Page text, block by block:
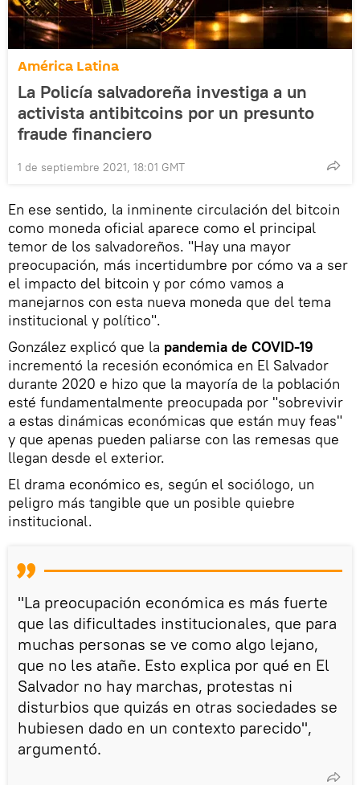
América Latina
La Policía salvadoreña investiga a un
activista antibitcoins por un presunto
fraude financiero
1 de septiembre 2021, 18:01 GMT
En ese sentido, la inminente circulación del bitcoin
como moneda oficial aparece como el principal
temor de los salvadoreños. "Hay una mayor
preocupación, más incertidumbre por cómo va a ser
el impacto del bitcoin y por cómo vamos a
manejarnos con esta nueva moneda que del tema
institucional y político".
González explicó que la pandemia de COVID-19
incrementó la recesión económica en El Salvador
durante 2020 e hizo que la mayoría de la población
esté fundamentalmente preocupada por "sobrevivir
a estas dinámicas económicas que están muy feas"
y que apenas pueden paliarse con las remesas que
llegan desde el exterior.
El drama económico es, según el sociólogo, un
peligro más tangible que un posible quiebre
institucional.
"La preocupación económica es más fuerte
que las dificultades institucionales, que para
muchas personas se ve como algo lejano,
que no les atañe. Esto explica por qué en El
Salvador no hay marchas, protestas ni
disturbios que quizás en otras sociedades se
hubiesen dado en un contexto parecido",
argumentó.